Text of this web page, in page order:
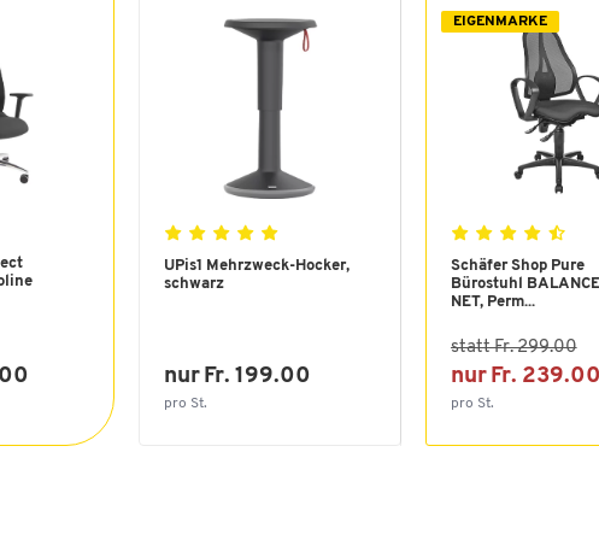
UPis1 Mehrzweck-Hocker,
schwarz
nur Fr. 199.00
pro St.
EIGENMARKE
Schäfer Shop Pure
Bürostuhl
NET, Perm...
statt Fr. 299.00
nur Fr. 239.00
pro St.